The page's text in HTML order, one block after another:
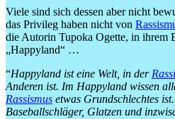
Viele sind sich dessen aber nicht
das Privileg haben nicht von
die Autorin Tupoka Ogette, in ihrem
„Happyland“ …
“Happyland ist eine Welt, in der
Anderen ist. Im Happyland wissen
Rassismus etwas Grundschlechtes ist.
Baseballschläger, Glatzen und